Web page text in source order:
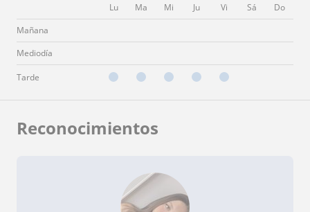
Lu Ma Mi Ju Vi Sá
Do
Mañana
Mediodía
Tarde
Reconocimientos